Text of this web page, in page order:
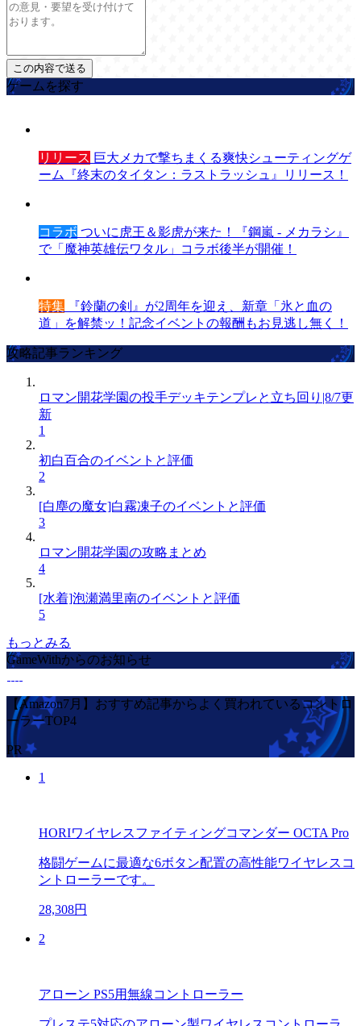
ゲームを探す
リリース 巨大メカで撃ちまくる爽快シューティングゲ
ーム『終末のタイタン：ラストラッシュ』リリース！
コラボ ついに虎王＆影虎が来た！『鋼嵐 - メカラシ』
で「魔神英雄伝ワタル」コラボ後半が開催！
特集 『鈴蘭の剣』が2周年を迎え、新章「氷と血の
道」を解禁ッ！記念イベントの報酬もお見逃し無く！
攻略記事ランキング
ロマン開花学園の投手デッキテンプレと立ち回り|8/7更
新
1
初白百合のイベントと評価
2
[白塵の魔女]白霧凍子のイベントと評価
3
ロマン開花学園の攻略まとめ
4
[水着]泡瀬満里南のイベントと評価
5
もっとみる
GameWithからのお知らせ
【Amazon7月】おすすめ記事からよく買われているコントロ
ーラーTOP4
PR
1
HORIワイヤレスファイティングコマンダー OCTA Pro
格闘ゲームに最適な6ボタン配置の高性能ワイヤレスコ
ントローラーです。
28,308円
2
アローン PS5用無線コントローラー